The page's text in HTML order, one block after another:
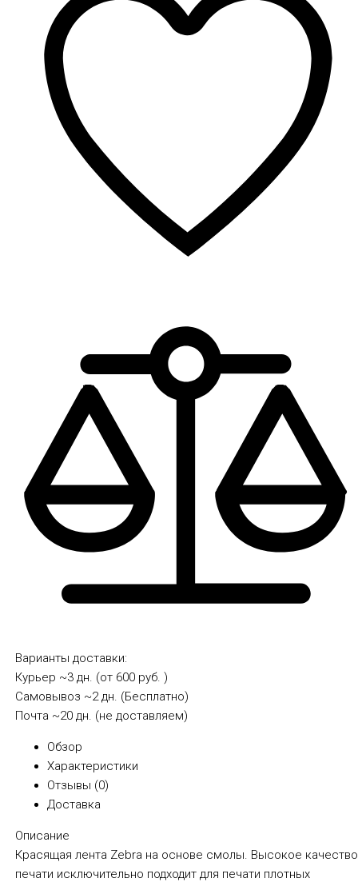
Варианты доставки:
Курьер ~3 дн. (от 600 руб. )
Самовывоз ~2 дн. (Бесплатно)
Почта ~20 дн. (не доставляем)
Обзор
Характеристики
Отзывы (0)
Доставка
Описание
Красящая лента Zebra на основе смолы. Высокое качество
печати исключительно подходит для печати плотных